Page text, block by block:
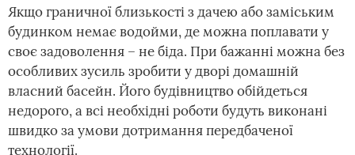
Якщо граничної близькості з дачею або заміським
будинком немає водойми, де можна поплавати у
своє задоволення – не біда. При бажанні можна без
особливих зусиль зробити у дворі домашній
власний басейн. Його будівництво обійдеться
недорого, а всі необхідні роботи будуть виконані
швидко за умови дотримання передбаченої
технології.